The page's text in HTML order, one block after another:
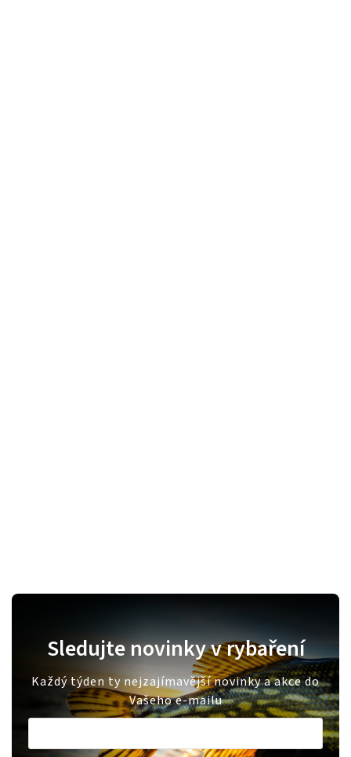
Sledujte novinky v rybaření
Každý týden ty nejzajímavější novinky a akce do
Vašeho e-mailu